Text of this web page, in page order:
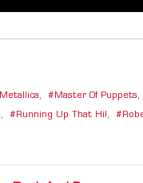
Metallica, Master Of Puppets,
, Running Up That Hil ,